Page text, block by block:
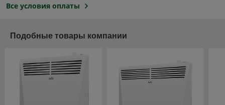
Все условия оплаты
Подобные товары компании